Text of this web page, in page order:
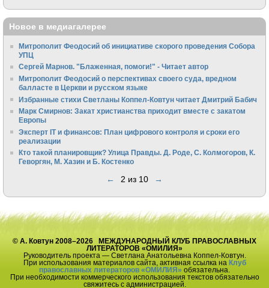
Новое в медиагалерее
Митрополит Феодосий об инициативе скорого проведения Собора
УПЦ
Сергей Марнов. "Блаженная, помоги!" - Читает автор
Митрополит Феодосий о перспективах своего суда, вредном
балласте в Церкви и русском языке
Избранные стихи Светланы Коппел-Ковтун читает Дмитрий Бабич
Марк Смирнов: Закат христианства приходит вместе с закатом
Европы
Эксперт IT и финансов: План цифрового контроля и сроки его
реализации
Кто такой планировщик? Улица Правды. Д. Роде, С. Колмогоров, К.
Геворгян, М. Хазин и Б. Костенко
← 2 из 10 →
© А. Ковтун 2008–2026 МЕЖДУНАРОДНЫЙ КЛУБ ПРАВОСЛАВНЫХ
ЛИТЕРАТОРОВ «ОМИЛИЯ»
Руководитель проекта — Светлана Анатольевна Коппел-Ковтун.
При использования материалов сайта, активная ссылка на Клуб
православных литераторов «ОМИЛИЯ» обязательна.
При необходимости коммерческого использования текстов обязательно
свяжитесь с администрацией.